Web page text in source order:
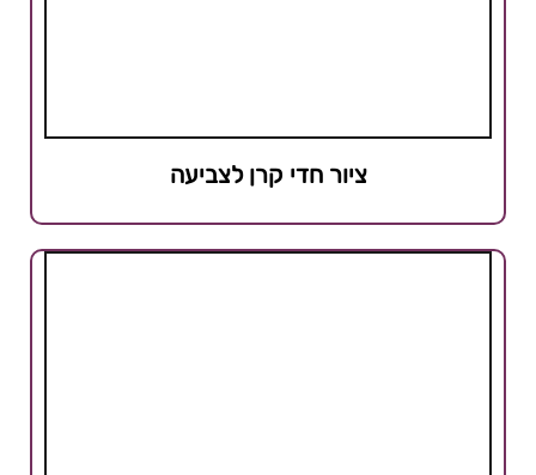
ציור חדי קרן לצביעה